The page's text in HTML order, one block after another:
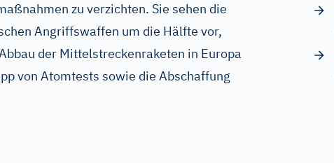
zu verzichten. Sie sehen die
Angriffswaffen um die Hälfte vor,
der Mittelstreckenraketen in Europa
von Atomtests sowie die Abschaffung